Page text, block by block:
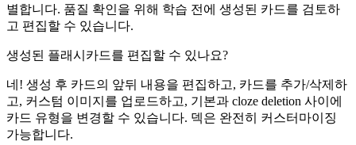
별합니다. 품질 확인을 위해 학습 전에 생성된 카드를 검토하
고 편집할 수 있습니다.
생성된 플래시카드를 편집할 수 있나요?
네! 생성 후 카드의 앞뒤 내용을 편집하고, 카드를 추가/삭제하
고, 커스텀 이미지를 업로드하고, 기본과 cloze deletion 사이에
카드 유형을 변경할 수 있습니다. 덱은 완전히 커스터마이징
가능합니다.